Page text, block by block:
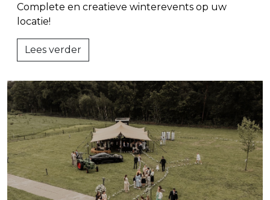
Complete en creatieve winterevents op uw
locatie!
Lees verder